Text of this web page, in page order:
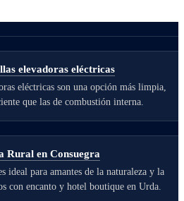
elevadoras eléctricas
eléctricas son una opción más limpia,
que las de combustión interna.
Rural en Consuegra
ideal para amantes de la naturaleza y la
con encanto y hotel boutique en Urda.